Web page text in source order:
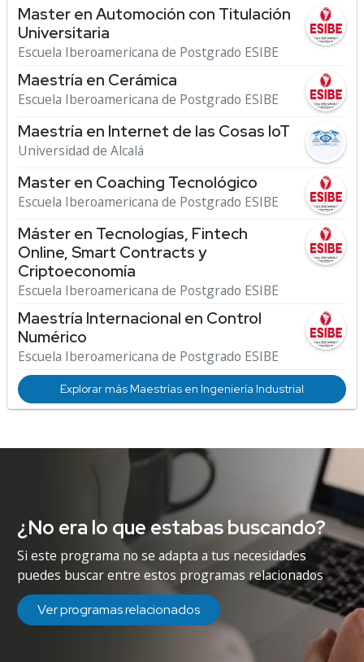
Master en Automoción con Titulación
Universitaria
Escuela Iberoamericana de Postgrado ESIBE
Maestría en Cerámica
Escuela Iberoamericana de Postgrado ESIBE
Maestría en Internet de las Cosas IoT
Universidad de Alcalá
Master en Coaching Tecnológico
Escuela Iberoamericana de Postgrado ESIBE
Máster en Tecnologías, Fintech
Online, Smart Contracts y
Criptoeconomía
Escuela Iberoamericana de Postgrado ESIBE
Maestría Internacional en Control
Numérico
Escuela Iberoamericana de Postgrado ESIBE
Explorar más Maestrías en Ingeniería Industrial
¿No era lo que estabas buscando?
Si este programa no se adapta a tus necesidades
puedes buscar entre estos programas relacionados
Ver programas relacionados